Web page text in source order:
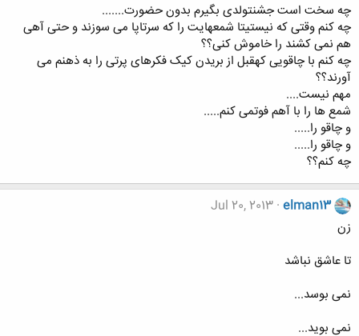
چه سخت است جشنتولدی بگیرم بدون حضورت.......
چه کنم وقتی که نیستیتا شمعهایت را که سرتاپا می سوزند و حتی آهی
هم نمی کشند را خاموش کنی؟؟
چه کنم با چاقویی کهقبل از بریدن کیک فکرهای پرتی را به ذهنم می
آورند؟؟
مهم نیست....
شمع ها را با آهم فوتمی کنم.....
و چاقو را.....
و چاقو را.....
چه کنم؟؟
elman13
Jul 20, 2013
زن
تا عاشق نباشد
نمی بوسد...
نمی بوید...